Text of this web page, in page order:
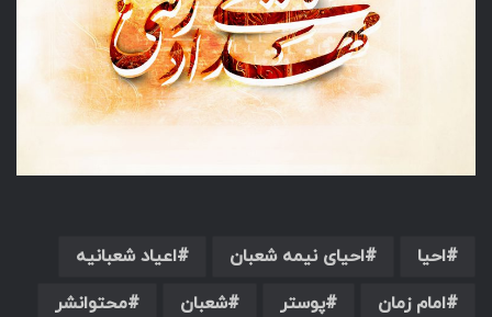
احیا احیای نیمه شعبان
اعیاد شعبانیه
امام زمان
پوستر شعبان
محتوانشر